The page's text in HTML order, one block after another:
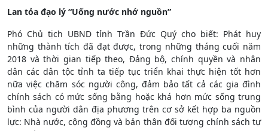
Lan tỏa đạo lý “Uống nước nhớ nguồn”
Phó Chủ tịch UBND tỉnh Trần Đức Quý cho biết: Phát huy
những thành tích đã đạt được, trong những tháng cuối năm
2018 và thời gian tiếp theo, Đảng bộ, chính quyền và nhân
dân các dân tộc tỉnh ta tiếp tục triển khai thực hiện tốt hơn
nữa việc chăm sóc người công, đảm bảo tất cả các gia đình
chính sách có mức sống bằng hoặc khá hơn mức sống trung
bình của người dân địa phương trên cơ sở kết hợp ba nguồn
lực: Nhà nước, cộng đồng và bản thân đối tượng chính sách tự